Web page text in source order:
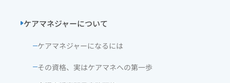
ケアマネジャーについて
ケアマネジャーになるには
その資格、実はケアマネへの第一歩